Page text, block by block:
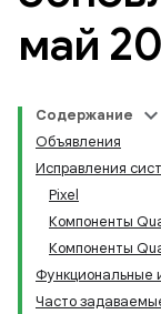
май
Содержание
Объявления
Исправления
Pixel
Компоненты
Компоненты
Функциональные
Часто